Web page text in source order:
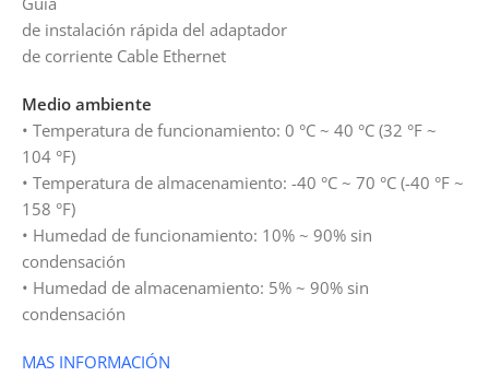
de instalación rápida del adaptador
de corriente Cable Ethernet
Medio ambiente
• Temperatura de funcionamiento: 0 °C ~ 40 °C (32 °F ~
104 °F)
• Temperatura de almacenamiento: -40 °C ~ 70 °C (-40 °F ~
158 °F)
• Humedad de funcionamiento: 10% ~ 90% sin
condensación
• Humedad de almacenamiento: 5% ~ 90% sin
condensación
MAS INFORMACIÓN